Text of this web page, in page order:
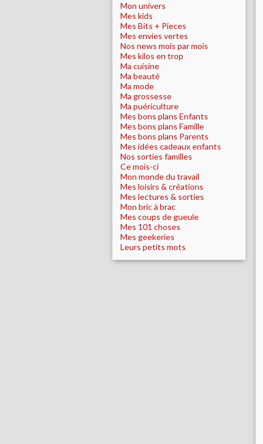
Mon univers
Mes kids
Mes Bits + Pieces
Mes envies vertes
Nos news mois par mois
Mes kilos en trop
Ma cuisine
Ma beauté
Ma mode
Ma grossesse
Ma puériculture
Mes bons plans Enfants
Mes bons plans Famille
Mes bons plans Parents
Mes idées cadeaux enfants
Nos sorties familles
Ce mois-ci
Mon monde du travail
Mes loisirs & créations
Mes lectures & sorties
Mon bric à brac
Mes coups de gueule
Mes 101 choses
Mes geekeries
Leurs petits mots